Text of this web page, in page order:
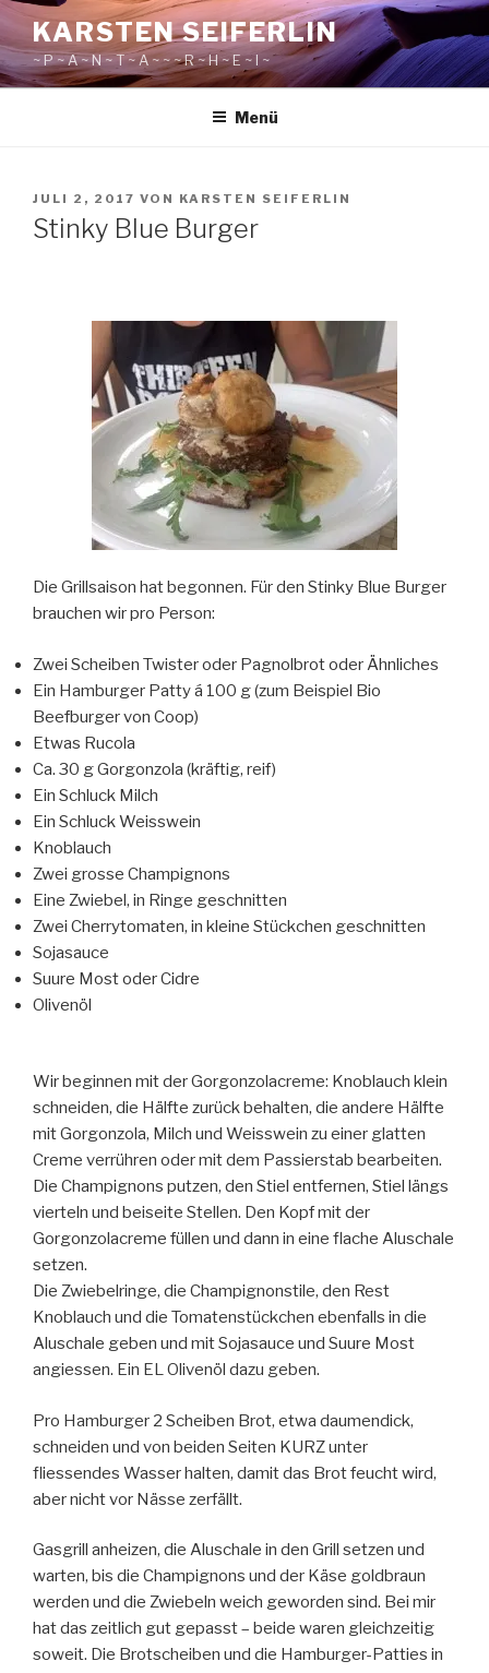
Zum
Inhalt
springen
KARSTEN SEIFERLIN
~ P ~ A ~ N ~ T ~ A ~ ~ ~ R ~ H ~ E ~ I ~
Menü
VERÖFFENTLICHT
AM
JULI 2, 2017 VON KARSTEN SEIFERLIN
Stinky Blue Burger
Die Grillsaison hat begonnen. Für den Stinky Blue Burger
brauchen wir pro Person:
Zwei Scheiben Twister oder Pagnolbrot oder Ähnliches
Ein Hamburger Patty á 100 g (zum Beispiel Bio
Beefburger von Coop)
Etwas Rucola
Ca. 30 g Gorgonzola (kräftig, reif)
Ein Schluck Milch
Ein Schluck Weisswein
Knoblauch
Zwei grosse Champignons
Eine Zwiebel, in Ringe geschnitten
Zwei Cherrytomaten, in kleine Stückchen geschnitten
Sojasauce
Suure Most oder Cidre
Olivenöl
Wir beginnen mit der Gorgonzolacreme: Knoblauch klein
schneiden, die Hälfte zurück behalten, die andere Hälfte
mit Gorgonzola, Milch und Weisswein zu einer glatten
Creme verrühren oder mit dem Passierstab bearbeiten.
Die Champignons putzen, den Stiel entfernen, Stiel längs
vierteln und beiseite Stellen. Den Kopf mit der
Gorgonzolacreme füllen und dann in eine flache Aluschale
setzen.
Die Zwiebelringe, die Champignonstile, den Rest
Knoblauch und die Tomatenstückchen ebenfalls in die
Aluschale geben und mit Sojasauce und Suure Most
angiessen. Ein EL Olivenöl dazu geben.
Pro Hamburger 2 Scheiben Brot, etwa daumendick,
schneiden und von beiden Seiten KURZ unter
fliessendes Wasser halten, damit das Brot feucht wird,
aber nicht vor Nässe zerfällt.
Gasgrill anheizen, die Aluschale in den Grill setzen und
warten, bis die Champignons und der Käse goldbraun
werden und die Zwiebeln weich geworden sind. Bei mir
hat das zeitlich gut gepasst – beide waren gleichzeitig
soweit. Die Brotscheiben und die Hamburger-Patties in